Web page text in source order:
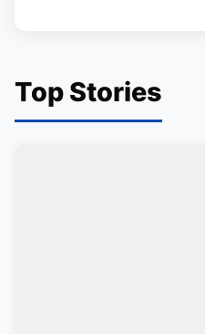
Top Stories